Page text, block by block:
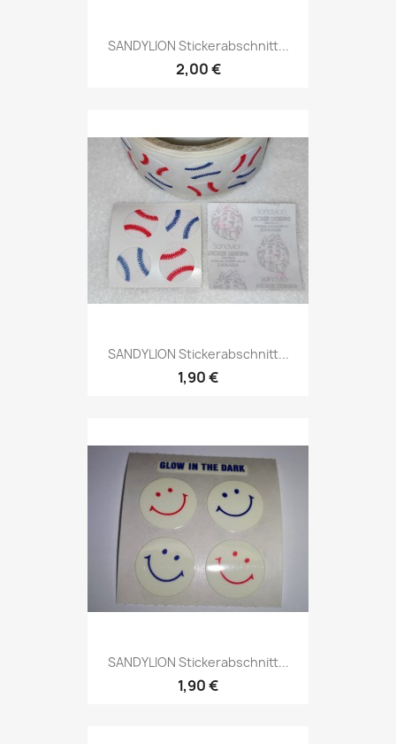
SANDYLION Stickerabschnitt...
2,00 €
SANDYLION Stickerabschnitt...
1,90 €
SANDYLION Stickerabschnitt...
1,90 €